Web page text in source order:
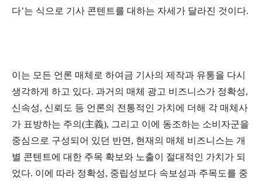
다’는 식으로 기사 콘텐트를 대하는 자세가 달라진 것이다.
이는 모든 언론 매체로 하여금 기사의 제작과 유통을 다시
생각하게 하고 있다. 과거의 매체 광고 비즈니스가 정확성,
신속성, 신뢰도 등 언론의 전통적인 가치에 더해 각 매체사
가 표방하는 주의(主義), 그리고 이에 동조하는 소비자군을
중심으로 구성되어 있던 반면, 현재의 매체 비즈니스는 개
별 콘텐트에 대한 주목 확보와 노출이 절대적인 가치가 되
었다. 이에 따라 정확성, 중립성보다 속보성과 주목도를 중